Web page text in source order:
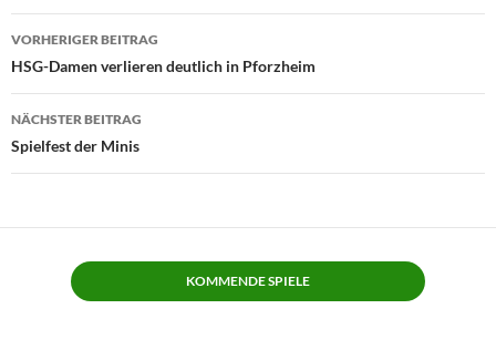
Beitragsnavigation
VORHERIGER BEITRAG
HSG-Damen verlieren deutlich in Pforzheim
NÄCHSTER BEITRAG
Spielfest der Minis
KOMMENDE SPIELE